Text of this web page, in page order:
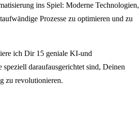
ins Spiel: Moderne Technologien,
Prozesse zu optimieren und zu
ich Dir 15 geniale KI-und
daraufausgerichtet sind, Deinen
zu revolutionieren.